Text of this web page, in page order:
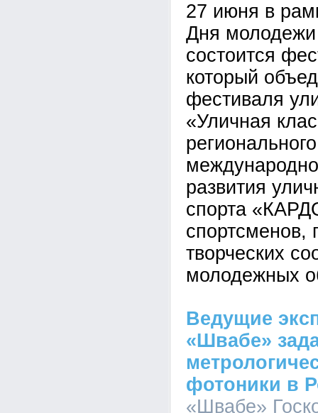
27 июня в
Дня молодежи
состоится
который
фестиваля
«Уличная
развития
спорта
спортсменов,
творческих
молодежных
Ведущие
«Швабе»
фотоники в
«Швабе»